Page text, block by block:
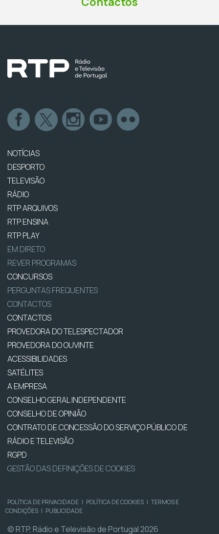
NOTÍCIAS
DESPORTO
TELEVISÃO
RÁDIO
RTP ARQUIVOS
RTP ENSINA
RTP PLAY
EM DIRETO
REVER PROGRAMAS
CONCURSOS
PERGUNTAS FREQUENTES
CONTACTOS
CONTACTOS
PROVEDORA DO TELESPECTADOR
PROVEDORA DO OUVINTE
ACESSIBILIDADES
SATÉLITES
A EMPRESA
CONSELHO GERAL INDEPENDENTE
CONSELHO DE OPINIÃO
CONTRATO DE CONCESSÃO DO SERVIÇO PÚBLICO DE
RÁDIO E TELEVISÃO
RGPD
GESTÃO DAS DEFINIÇÕES DE COOKIES
POLÍTICA DE PRIVACIDADE | POLÍTICA DE COOKIES | TERMOS E
CONDIÇÕES | PUBLICIDADE
© RTP, Rádio e Televisão de Portugal 2026